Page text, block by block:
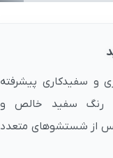
و سفیدکاری پیشرفته
رنگ سفید خالص و
از شستشوهای متعدد